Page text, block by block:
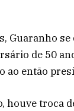
Guaranho
de 50
ao então
houve troca